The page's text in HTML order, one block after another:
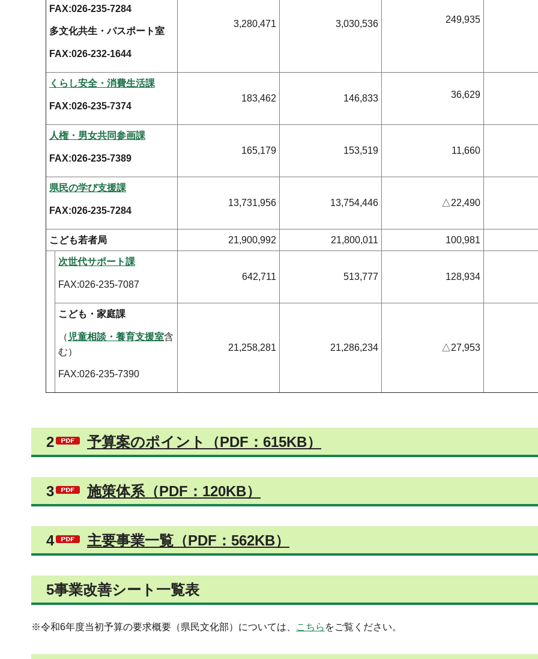
FAX:026-235-7284
多文化共生・パスポート室
FAX:026-232-1644
3,280,471 3,030,536 249,935
くらし安全・消費生活課
FAX:026-235-7374
183,462 146,833 36,629
人権・男女共同参画課
FAX:026-235-7389
165,179 153,519 11,660
県民の学び支援課
FAX:026-235-7284
13,731,956 13,754,446 △22,490
こども若者局 21,900,992 21,800,011 100,981
次世代サポート課
FAX:026-235-7087
642,711 513,777 128,934
こども・家庭課
（ 児童相談・養育支援室含
む）
FAX:026-235-7390
21,258,281 21,286,234 △27,953
2 予算案のポイント（PDF：615KB）
3 施策体系（PDF：120KB）
4 主要事業一覧（PDF：562KB）
5事業改善シート一覧表
※令和6年度当初予算の要求概要（県民文化部）については、 こちら をご覧ください。